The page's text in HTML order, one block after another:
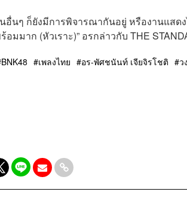
อื่นๆ ก็ยังมีการพิจารณากันอยู่ หรืองานแสด
อมมาก (หัวเราะ)” อรกล่าวกับ THE
BNK48 เพลงไทย อร-พัศชนันท์ เจียจิรโชติ ว